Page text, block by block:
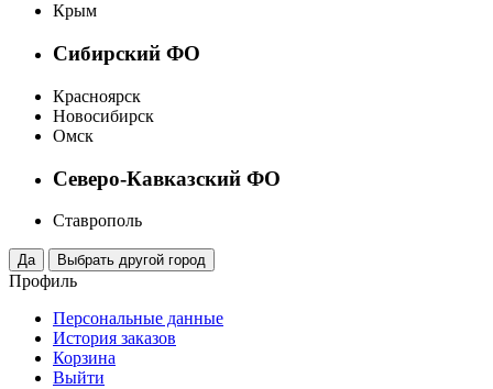
Крым
Сибирский ФО
Красноярск
Новосибирск
Омск
Северо-Кавказский ФО
Ставрополь
Профиль
Персональные данные
История заказов
Корзина
Выйти